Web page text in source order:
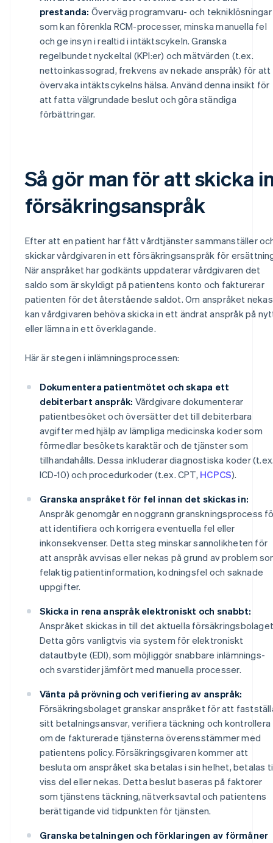
prestanda: Överväg programvaru- och tekniklösningar
som kan förenkla RCM-processer, minska manuella fel
och ge insyn i realtid i intäktscykeln. Granska
regelbundet nyckeltal (KPI:er) och mätvärden (t.ex.
nettoinkassograd, frekvens av nekade anspråk) för att
övervaka intäktscykelns hälsa. Använd denna insikt för
att fatta välgrundade beslut och göra ständiga
förbättringar.
Så gör man för att skicka
försäkringsanspråk
Efter att en patient har fått vårdtjänster sammanställer
skickar vårdgivaren in ett försäkringsanspråk för
När anspråket har godkänts uppdaterar vårdgivaren det
saldo som är skyldigt på patientens konto och fakturerar
patienten för det återstående saldot. Om anspråket nekas
kan vårdgivaren behöva skicka in ett ändrat anspråk på
eller lämna in ett överklagande.
Här är stegen i inlämningsprocessen:
Dokumentera patientmötet och skapa ett
debiterbart anspråk: Vårdgivare dokumenterar
patientbesöket och översätter det till debiterbara
avgifter med hjälp av lämpliga medicinska koder som
förmedlar besökets karaktär och de tjänster som
tillhandahålls. Dessa inkluderar diagnostiska koder
ICD-10) och procedurkoder (t.ex. CPT, HCPCS).
Granska anspråket för fel innan det skickas in:
Anspråk genomgår en noggrann granskningsprocess
att identifiera och korrigera eventuella fel eller
inkonsekvenser. Detta steg minskar sannolikheten för
att anspråk avvisas eller nekas på grund av problem
felaktig patientinformation, kodningsfel och saknade
uppgifter.
Skicka in rena anspråk elektroniskt och snabbt:
Anspråket skickas in till det aktuella
Detta görs vanligtvis via system för elektroniskt
datautbyte (EDI), som möjliggör snabbare inlämnings-
och svarstider jämfört med manuella processer.
Vänta på prövning och verifiering av anspråk:
Försäkringsbolaget granskar anspråket för att
sitt betalningsansvar, verifiera täckning och kontrollera
om de fakturerade tjänsterna överensstämmer med
patientens policy. Försäkringsgivaren kommer att
besluta om anspråket ska betalas i sin helhet, betalas
viss del eller nekas. Detta beslut baseras på faktorer
som tjänstens täckning, nätverksavtal och patientens
berättigande vid tidpunkten för tjänsten.
Granska betalningen och förklaringen av förmåner